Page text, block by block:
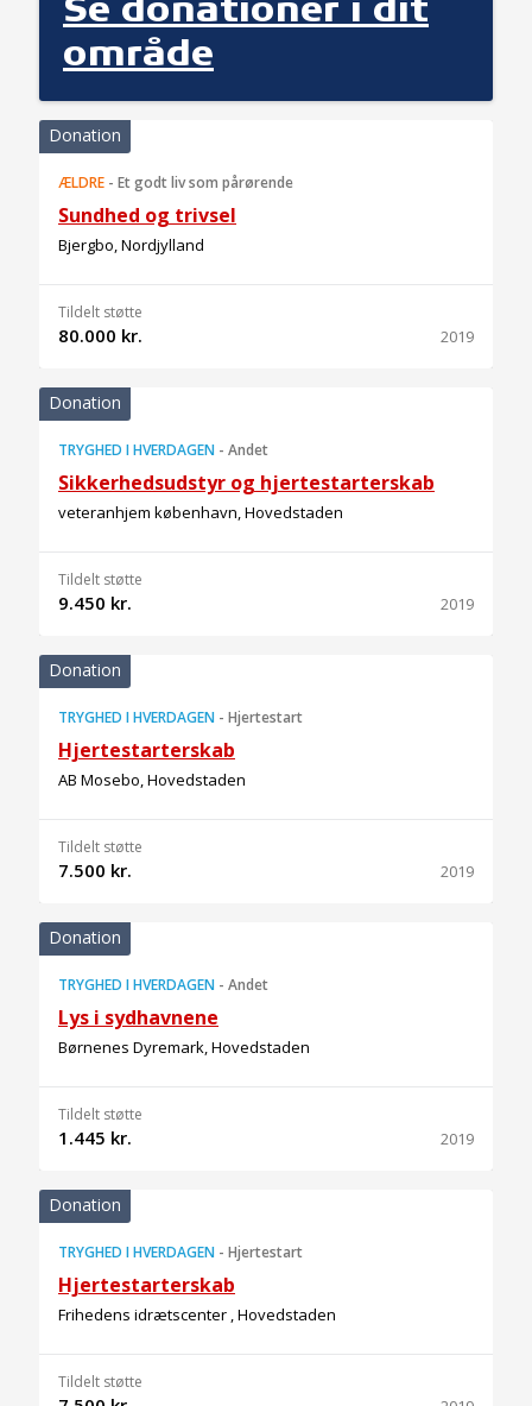
område
Donation
ÆLDRE - Et godt liv som pårørende
Sundhed og trivsel
Bjergbo, Nordjylland
Tildelt støtte
80.000 kr. 2019
Donation
TRYGHED I HVERDAGEN - Andet
Sikkerhedsudstyr og hjertestarterskab
veteranhjem københavn, Hovedstaden
Tildelt støtte
9.450 kr. 2019
Donation
TRYGHED I HVERDAGEN - Hjertestart
Hjertestarterskab
AB Mosebo, Hovedstaden
Tildelt støtte
7.500 kr. 2019
Donation
TRYGHED I HVERDAGEN - Andet
Lys i sydhavnene
Børnenes Dyremark, Hovedstaden
Tildelt støtte
1.445 kr. 2019
Donation
TRYGHED I HVERDAGEN - Hjertestart
Hjertestarterskab
Frihedens idrætscenter , Hovedstaden
Tildelt støtte